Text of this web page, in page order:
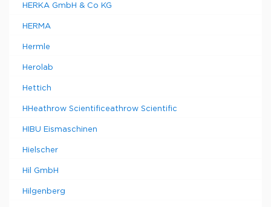
HERKA GmbH & Co KG
HERMA
Hermle
Herolab
Hettich
HHeathrow Scientificeathrow Scientific
HIBU Eismaschinen
Hielscher
Hil GmbH
Hilgenberg